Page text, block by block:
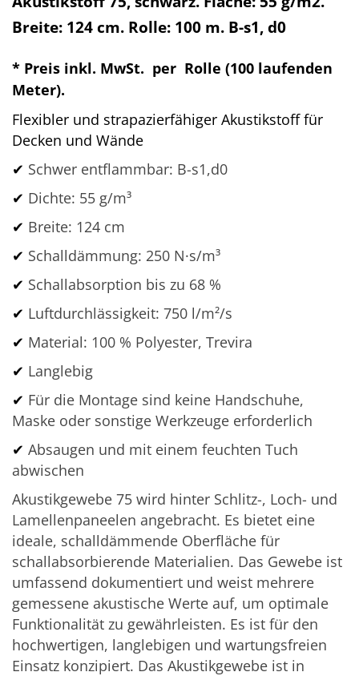
Breite: 124 cm. Rolle: 100 m. B-s1, d0
* Preis inkl. MwSt. per Rolle (100 laufenden
Meter).
Flexibler und strapazierfähiger Akustikstoff für
Decken und Wände
✔ Schwer entflammbar: B-s1,d0
✔ Dichte: 55 g/m³
✔ Breite: 124 cm
✔ Schalldämmung: 250 N·s/m³
✔ Schallabsorption bis zu 68 %
✔ Luftdurchlässigkeit: 750 l/m²/s
✔ Material: 100 % Polyester, Trevira
✔ Langlebig
✔ Für die Montage sind keine Handschuhe,
Maske oder sonstige Werkzeuge erforderlich
✔ Absaugen und mit einem feuchten Tuch
abwischen
Akustikgewebe 75 wird hinter Schlitz-, Loch- und
Lamellenpaneelen angebracht. Es bietet eine
ideale, schalldämmende Oberfläche für
schallabsorbierende Materialien. Das Gewebe ist
umfassend dokumentiert und weist mehrere
gemessene akustische Werte auf, um optimale
Funktionalität zu gewährleisten. Es ist für den
hochwertigen, langlebigen und wartungsfreien
Einsatz konzipiert. Das Akustikgewebe ist in